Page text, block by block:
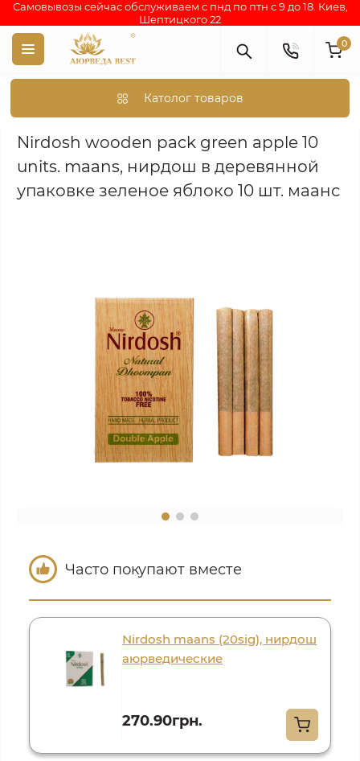
Самовывозы сейчас обслуживаем с пнд по птн с 9 до 18. Киев,
Шептицкого 22
0
Католог товаров
Аюрведа каталог индийских товаров АЮРВЕДИЧЕСКИЕ
Nirdosh wooden pack green apple 10
units. maans, нирдош в деревянной
упаковке зеленое яблоко 10 шт. маанс
Часто покупают вместе
Nirdosh maans (20sig), нирдош
аюрведические
270.90грн.